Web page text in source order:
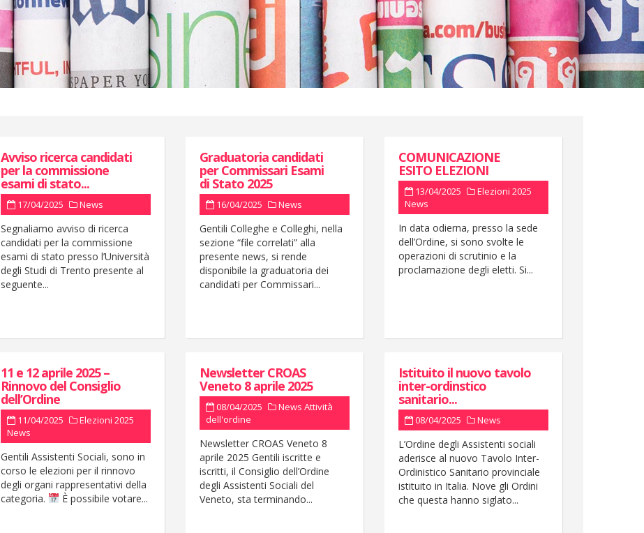
Avviso ricerca candidati
per la commissione
esami di stato...
17/04/2025 News
Segnaliamo avviso di ricerca
candidati per la commissione
esami di stato presso l’Università
degli Studi di Trento presente al
seguente...
Graduatoria candidati
per Commissari Esami
di Stato 2025
16/04/2025 News
Gentili Colleghe e Colleghi, nella
sezione “file correlati” alla
presente news, si rende
disponibile la graduatoria dei
candidati per Commissari...
COMUNICAZIONE
ESITO ELEZIONI
13/04/2025
Elezioni 2025
News
In data odierna, presso la sede
dell’Ordine, si sono svolte le
operazioni di scrutinio e la
proclamazione degli eletti. Si...
11 e 12 aprile 2025 –
Rinnovo del Consiglio
dell’Ordine
11/04/2025
Elezioni 2025
News
Gentili Assistenti Sociali, sono in
corso le elezioni per il rinnovo
degli organi rappresentativi della
categoria.
È possibile votare...
Newsletter CROAS
Veneto 8 aprile 2025
08/04/2025 News Attività
dell'ordine
Newsletter CROAS Veneto 8
aprile 2025 Gentili iscritte e
iscritti, il Consiglio dell’Ordine
degli Assistenti Sociali del
Veneto, sta terminando...
Istituito il nuovo tavolo
inter-ordinstico
sanitario...
08/04/2025 News
L’Ordine degli Assistenti sociali
aderisce al nuovo Tavolo Inter-
Ordinistico Sanitario provinciale
istituito in Italia. Nove gli Ordini
che questa hanno siglato...